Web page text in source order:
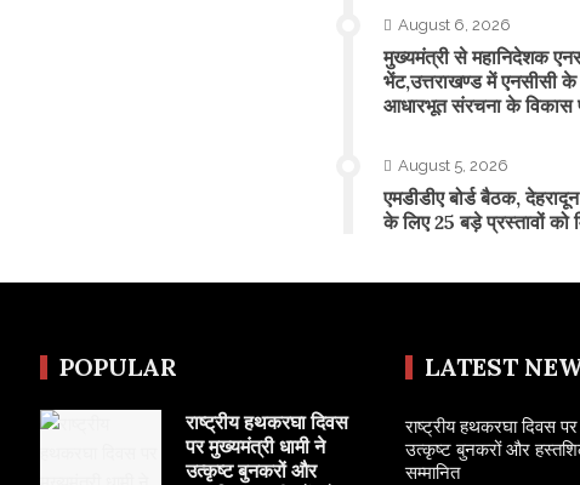
August 6, 2026
मुख्यमंत्री से महानिदेशक
भेंट,उत्तराखण्ड में एनसीसी
आधारभूत संरचना के विकास
August 5, 2026
एमडीडीए बोर्ड बैठक,
के लिए 25 बड़े प्रस्तावों को
POPULAR
राष्ट्रीय हथकरघा दिवस
पर मुख्यमंत्री धामी ने
उत्कृष्ट बुनकरों और
LATEST
राष्ट्रीय हथकरघा दिवस
उत्कृष्ट बुनकरों और
सम्मानित